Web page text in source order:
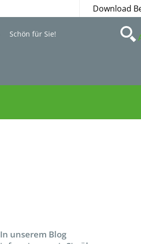
Download
Schön für Sie!
In unserem Blog